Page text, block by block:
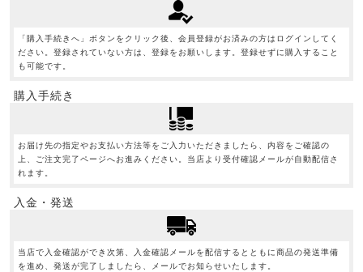
「購入手続きへ」ボタンをクリック後、会員登録がお済みの方はログインしてく
ださい。登録されていない方は、登録をお願いします。登録せずに購入すること
も可能です。
購入手続き
お届け先の指定やお支払い方法等をご入力いただきましたら、内容をご確認の
上、ご注文完了ページへお進みください。当店より受付確認メールが自動配信さ
れます。
入金・発送
当店で入金確認ができ次第、入金確認メールを配信するとともに商品の発送準備
を進め、発送が完了しましたら、メールでお知らせいたします。